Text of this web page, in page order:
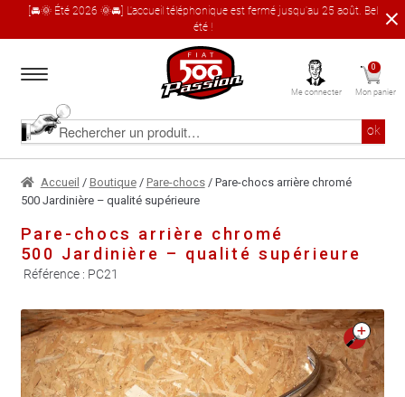
[🚘🌞 Été 2026 🌞🚘] L'accueil téléphonique est fermé jusqu'au 25 août. Bel
été !
à
navigation
au
contenu
Rechercher
produit
ok
Accueil
Le catalogue produit
À propos
Garages partenaires
Contact
Me connecter
0
Mon panier
Accueil / Boutique/ Pare-chocs/ Pare-chocs arrière chromé
500 Jardinière – qualité supérieure
Pare-chocs arrière chromé
500 Jardinière – qualité supérieure
Référence : PC21
🔍